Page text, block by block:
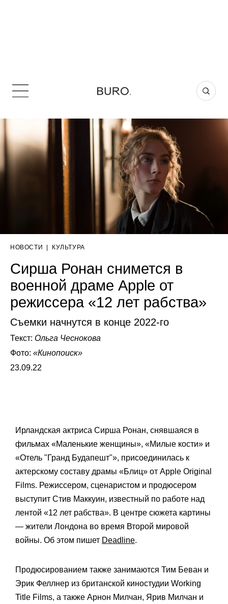
НОВОСТИ КУЛЬТУРА
Сирша Ронан снимется в
военной драме Apple от
режиссера «12 лет рабства»
Съемки начнутся в конце 2022-го
Текст: Ольга Чеснокова
Фото: «Кинопоиск»
23.09.22
Ирландская актриса Сирша Ронан, снявшаяся в
фильмах «Маленькие женщины», «Милые кости» и
«Отель "Гранд Будапешт"», присоединилась к
актерскому составу драмы «Блиц» от Apple Original
Films. Режиссером, сценаристом и продюсером
выступит Стив Маккуин, известный по работе над
лентой «12 лет рабства». В центре сюжета картины
— жители Лондона во время Второй мировой
войны. Об этом пишет Deadline.
Продюсированием также занимаются Тим Беван и
Эрик Феллнер из британской киностудии Working
Title Films, а также Арнон Милчан, Ярив Милчан и